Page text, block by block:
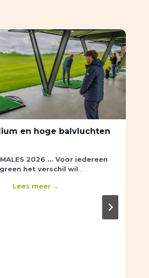
en hoge balvluchten
2026 ... Voor iedereen
het verschil wil
wanneer je welke slag gebruikt.
Lees meer →